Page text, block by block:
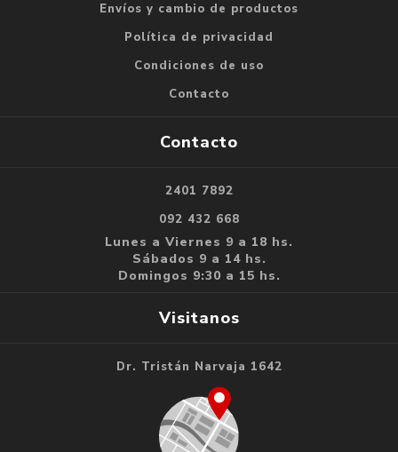
Envíos y cambio de productos
Política de privacidad
Condiciones de uso
Contacto
Contacto
2401 7892
092 432 668
Lunes a Viernes 9 a 18 hs.
Sábados 9 a 14 hs.
Domingos 9:30 a 15 hs.
Visitanos
Dr. Tristán Narvaja 1642